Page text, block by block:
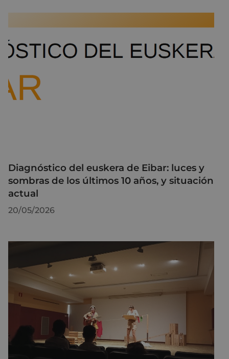
Diagnóstico del euskera de Eibar: luces y
sombras de los últimos 10 años, y situación
actual
20/05/2026